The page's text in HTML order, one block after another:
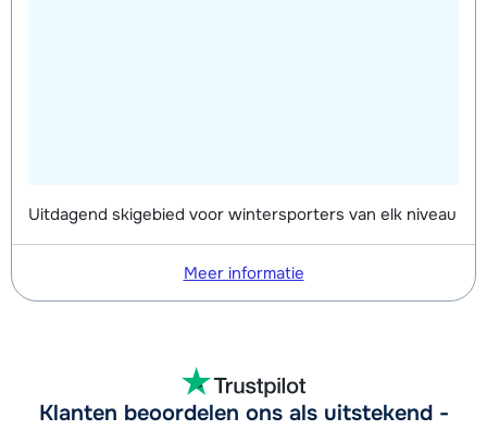
Uitdagend skigebied voor wintersporters van elk niveau
Meer informatie
Klanten beoordelen ons als uitstekend -